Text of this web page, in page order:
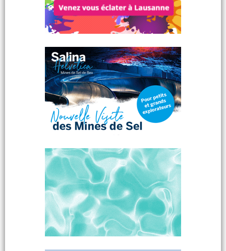
bien meilleure où l'enfant et parents puissent se
préparer tranquillement à sa séparation . Vous
pensez aux étranger et non aux suisses, désolée,
de moins en moins les étranger !!!!!!!